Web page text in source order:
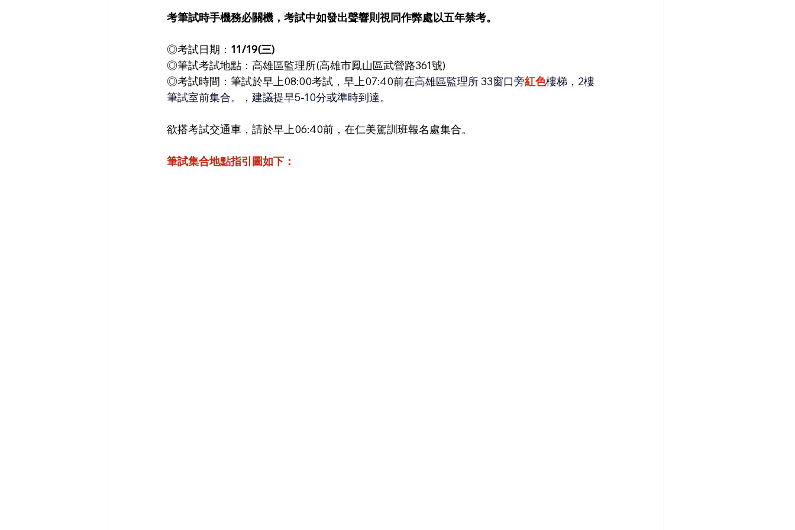
考筆試時手機務必關機，考試中如發出聲響則視同作弊處以五年禁考。
◎考試日期： 11/19(三)
◎筆試考試地點：高雄區監理所(高雄市鳳山區武營路361號)
◎考試時間：筆試於早上08:00考試，早上07:40前在高雄區監理所 33窗口旁紅色樓梯，2樓
筆試室前集合。，建議提早5-10分或準時到達。
欲搭考試交通車，請於早上06:40前，在仁美駕訓班報名處集合。
筆試集合地點指引圖如下：